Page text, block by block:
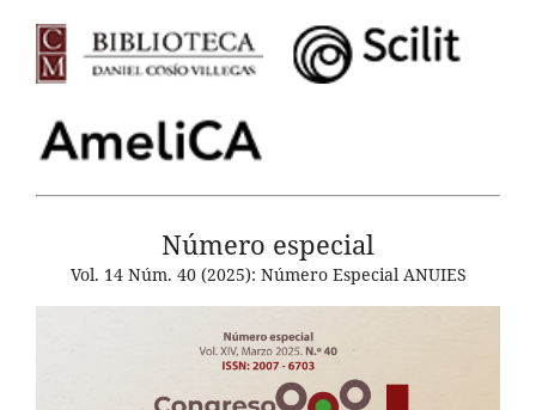
Número especial
Vol. 14 Núm. 40 (2025): Número Especial ANUIES